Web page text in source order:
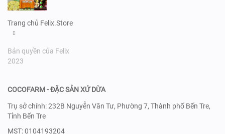
Trang chủ Felix.Store
Bản quyền của Felix
2023
COCOFARM - ĐẶC SẢN XỨ DỪA
Trụ sở chính: 232B Nguyễn Văn Tư, Phường 7, Thành phố Bến Tre,
Tỉnh Bến Tre
MST: 0104193204